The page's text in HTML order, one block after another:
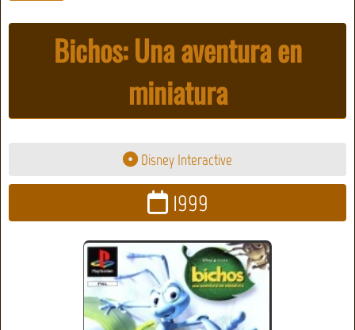
Bichos: Una aventura en
miniatura
Disney Interactive
1999